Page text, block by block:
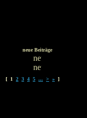
neue Beiträge
[ 1 2 3 4 5 ... > » ]